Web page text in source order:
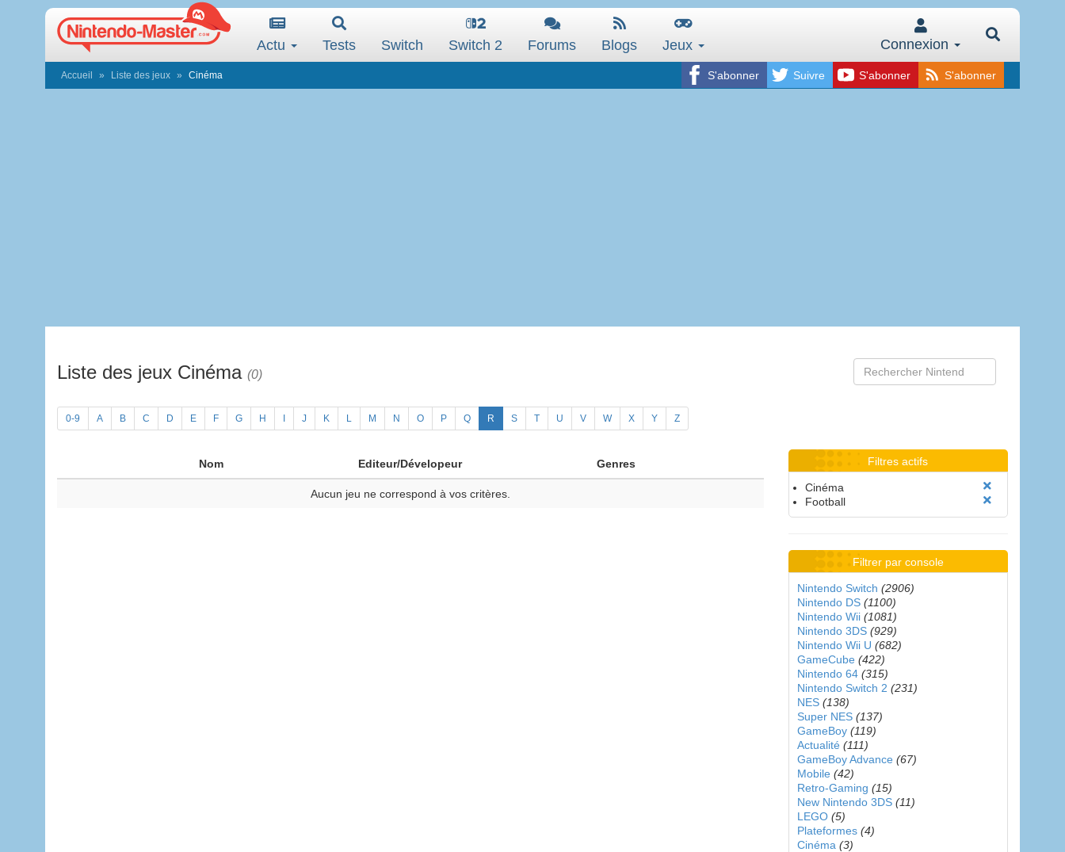
Actu Tests Switch Switch 2 Forums Blogs Jeux Connexion
S'abonner Suivre S'abonner S'abonner
Accueil Liste des jeux Cinéma
Liste des jeux Cinéma (0)
0-9 A B C D E F G H J K L M N O P Q R S T U V W X Y Z
Nom Editeur/Dévelopeur Genres
Aucun jeu ne correspond à vos critères.
Filtres actifs
Cinéma
Football
Filtrer par console
Nintendo Switch (2906)
Nintendo DS (1100)
Nintendo Wii (1081)
Nintendo 3DS (929)
Nintendo Wii U (682)
GameCube (422)
Nintendo 64 (315)
Nintendo Switch 2 (231)
NES (138)
Super NES (137)
GameBoy (119)
Actualité (111)
GameBoy Advance (67)
Mobile (42)
Retro-Gaming (15)
New Nintendo 3DS (11)
LEGO (5)
Plateformes (4)
Cinéma (3)